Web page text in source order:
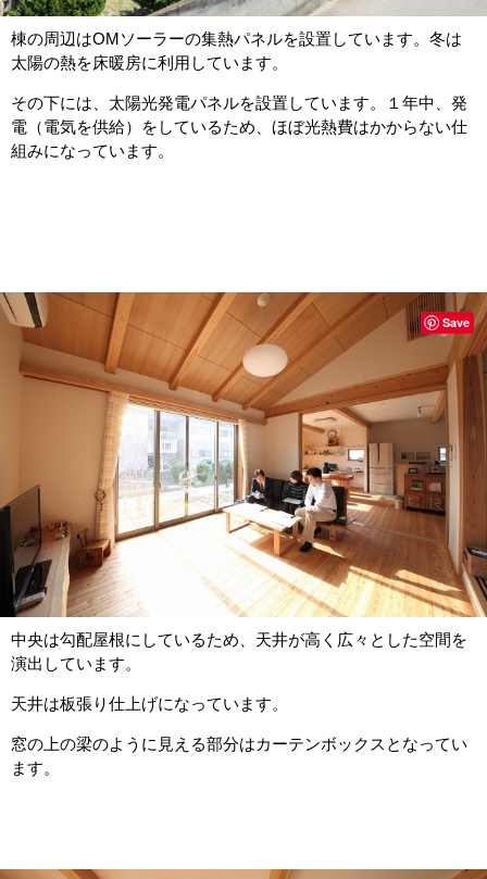
棟の周辺はOMソーラーの集熱パネルを設置しています。冬は
太陽の熱を床暖房に利用しています。
その下には、太陽光発電パネルを設置しています。１年中、発
電（電気を供給）をしているため、ほぼ光熱費はかからない仕
組みになっています。
中央は勾配屋根にしているため、天井が高く広々とした空間を
演出しています。
天井は板張り仕上げになっています。
窓の上の梁のように見える部分はカーテンボックスとなってい
ます。
Save